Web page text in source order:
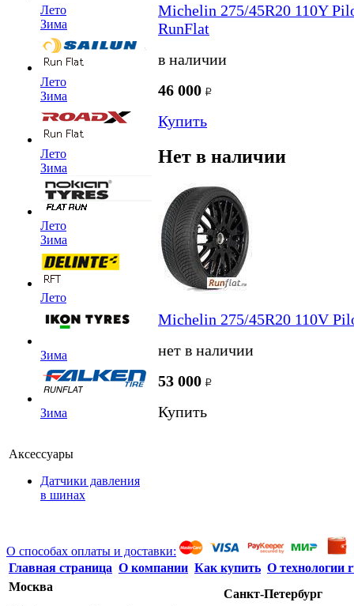
Лето
Зима
Лето
Зима
Лето
Зима
Лето
Зима
Лето
Зима
Зима
Аксессуары
Датчики давления
в шинах
Michelin 275/45R20 110Y
RunFlat
в наличии
46 000
Купить
Нет в наличии
Michelin 275/45R20 110V
нет в наличии
53 000
Купить
О способах оплаты и доставки:
Главная страница О компании Как купить О технологии
Москва
Санкт-Петербург